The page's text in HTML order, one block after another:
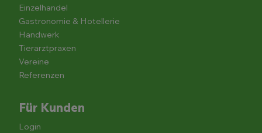
Einzelhandel
Gastronomie & Hotellerie
Handwerk
Tierarztpraxen
Vereine
Referenzen
Für Kunden
Login